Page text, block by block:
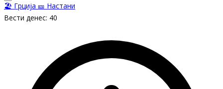
🏖️ Грција 🎫 Настани
Вести денес: 40